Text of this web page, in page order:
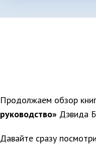
Продолжаем обзор
руководство» Дэвида
Давайте сразу